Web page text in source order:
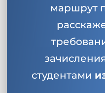
маршрут
студентами